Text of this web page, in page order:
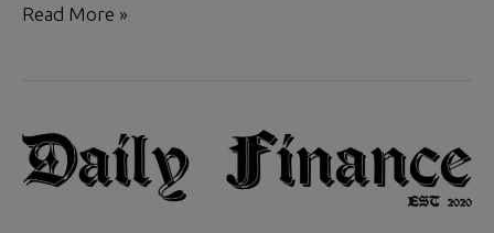
Moneris
Read More »